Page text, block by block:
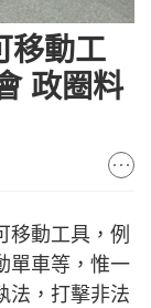
移動工
政圈料
移動工具，例
單車等，惟一
法，打擊非法